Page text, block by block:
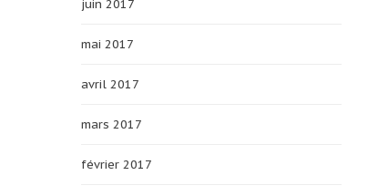
juin 2017
mai 2017
avril 2017
mars 2017
février 2017